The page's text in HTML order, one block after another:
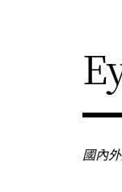
國內